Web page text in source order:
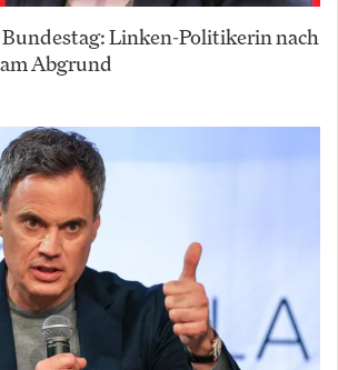
Linken-Politikerin nach
Abgrund